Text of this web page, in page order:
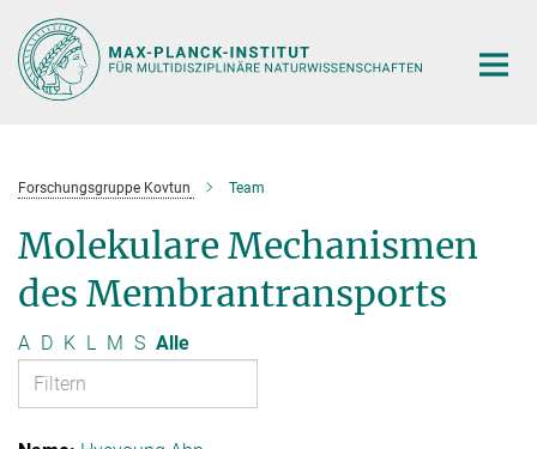
Hauptinhalt
Forschungsgruppe Kovtun Team
Molekulare Mechanismen
des Membrantransports
A D K L M S Alle